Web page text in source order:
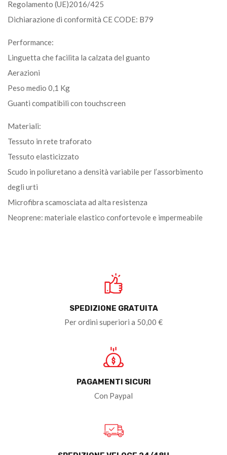
Regolamento (UE)2016/425
Dichiarazione di conformità CE CODE: B79
Performance:
Linguetta che facilita la calzata del guanto
Aerazioni
Peso medio 0,1 Kg
Guanti compatibili con touchscreen
Materiali:
Tessuto in rete traforato
Tessuto elasticizzato
Scudo in poliuretano a densità variabile per l’assorbimento
degli urti
Microfibra scamosciata ad alta resistenza
Neoprene: materiale elastico confortevole e impermeabile
SPEDIZIONE GRATUITA
Per ordini superiori a 50,00 €
PAGAMENTI SICURI
Con Paypal